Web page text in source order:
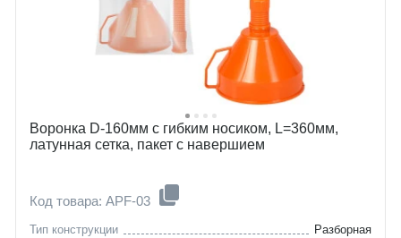
Воронка D-160мм с гибким носиком, L=360мм,
латунная сетка, пакет с навершием
Код товара: APF-03
Тип конструкции
Разборная